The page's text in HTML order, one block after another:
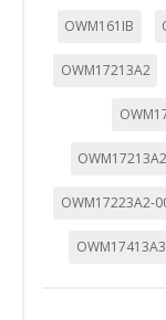
OWM161IB
OWM17213A2
OWM17223A2-